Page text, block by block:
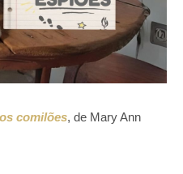
comilões, de Mary Ann